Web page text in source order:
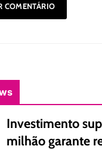
Investimento
milhão garante